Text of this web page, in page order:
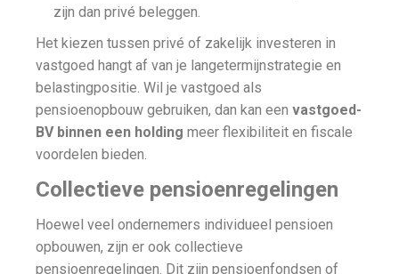
zijn dan privé beleggen.
Het kiezen tussen privé of zakelijk investeren in
vastgoed hangt af van je langetermijnstrategie en
belastingpositie. Wil je vastgoed als
pensioenopbouw gebruiken, dan kan een vastgoed-
BV binnen een holding meer flexibiliteit en fiscale
voordelen bieden.
Collectieve pensioenregelingen
Hoewel veel ondernemers individueel pensioen
opbouwen, zijn er ook collectieve
pensioenregelingen. Dit zijn pensioenfondsen of